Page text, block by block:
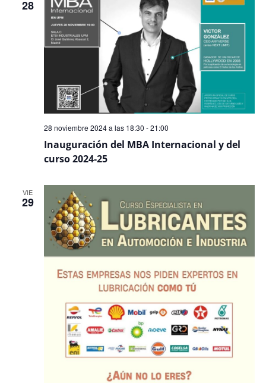
28
Inauguración del MBA Internacional y del
curso 2024-25
28 noviembre 2024 a las 18:30 -21:00
VIE
29